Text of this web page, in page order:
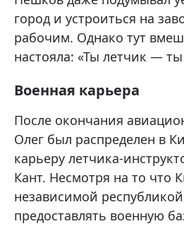
город и устроиться на
рабочим. Однако тут
настояла: «Ты летчик —
Военная карьера
После окончания
Олег был распределен в
карьеру летчика-
Кант. Несмотря на то что
независимой
предоставлять военную